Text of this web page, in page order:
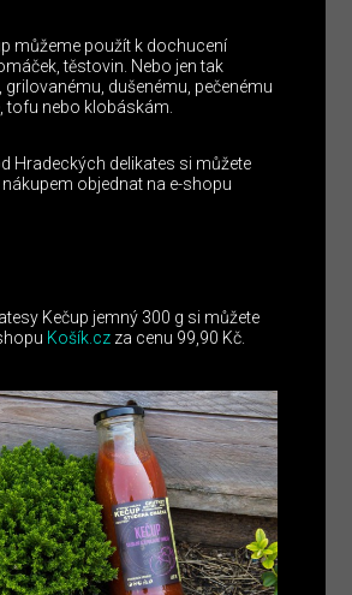
můžeme použít k dochucení
těstovin. Nebo jen tak
grilovanému, dušenému, pečenému
tofu nebo klobáskám.
Hradeckých delikates si můžete
objednat na e-shopu
Kečup jemný 300 g si můžete
Košík.cz za cenu 99,90 Kč.